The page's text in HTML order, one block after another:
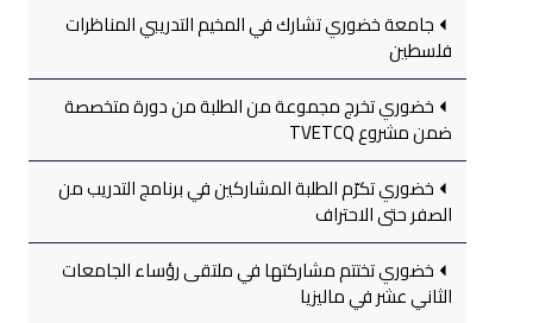
جامعة خضوري تشارك في المخيم التدريبي المناظرات
فلسطين
خضوري تخرج مجموعة من الطلبة من دورة متخصصة
ضمن مشروع TVETCQ
خضوري تكرّم الطلبة المشاركين في برنامج التدريب من
الصفر حتى الاحتراف
خضوري تختتم مشاركتها في ملتقى رؤساء الجامعات
الثاني عشر في ماليزيا